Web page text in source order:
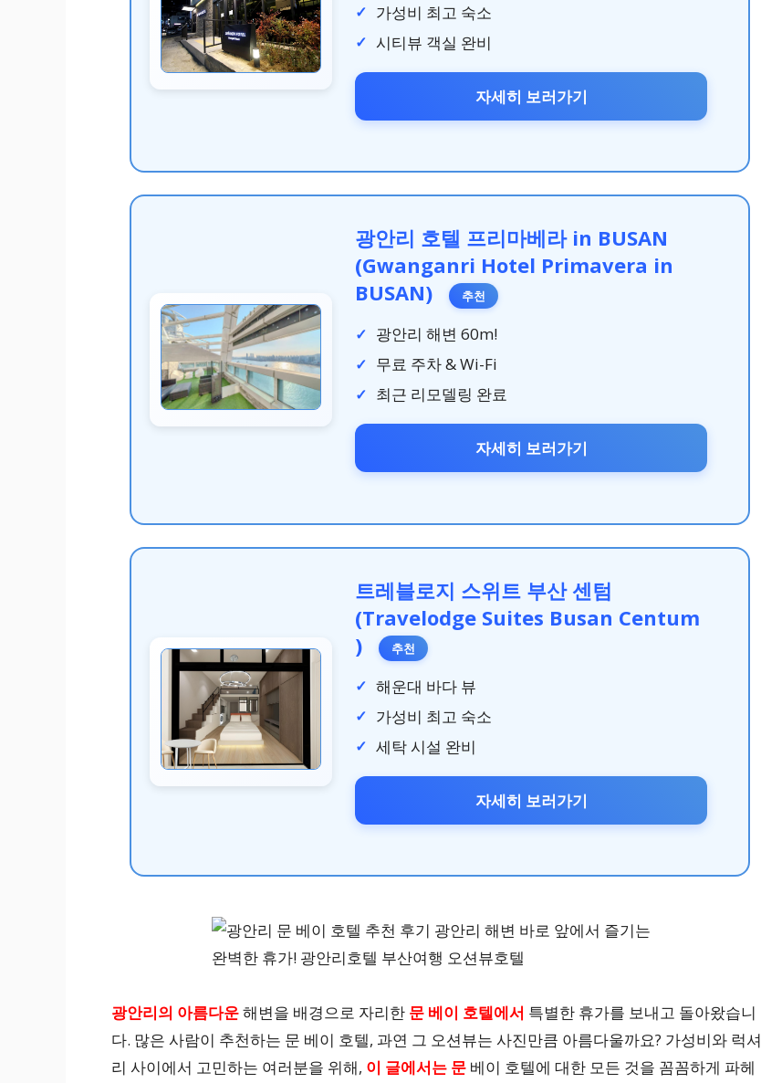
가성비 최고 숙소
시티뷰 객실 완비
자세히 보러가기
광안리 호텔 프리마베라 in BUSAN
(Gwanganri Hotel Primavera in
BUSAN)
추천
광안리 해변 60m!
무료 주차 & Wi-Fi
최근 리모델링 완료
자세히 보러가기
트레블로지 스위트 부산 센텀
(Travelodge Suites Busan Centum
)
추천
해운대 바다 뷰
가성비 최고 숙소
세탁 시설 완비
자세히 보러가기
광안리의 아름다운해변을 배경으로 자리한 문 베이 호텔에서 특별한 휴가를 보내고 돌아왔습니
다. 많은 사람이 추천하는 문 베이 호텔, 과연 그 오션뷰는 사진만큼 아름다울까요? 가성비와 럭셔
리 사이에서 고민하는 여러분을 위해, 이 글에서는 문 베이 호텔에 대한 모든 것을 꼼꼼하게 파헤